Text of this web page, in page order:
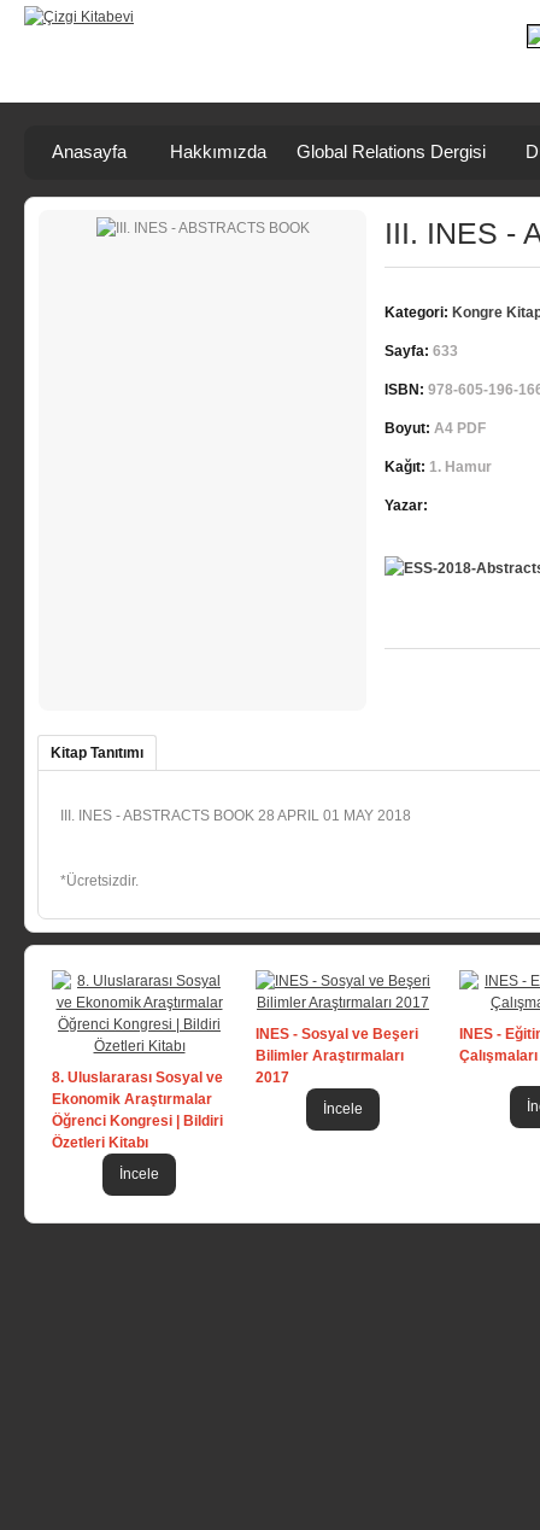
Anasayfa Hakkımızda Global Relations Dergisi
III. INES -
Kategori: Kongre
Sayfa: 633
ISBN: 978-605-196-
Boyut: A4 PDF
Kağıt: 1. Hamur
Yazar:
Kitap Tanıtımı
III. INES - ABSTRACTS BOOK 28 APRIL 01 MAY 2018
*Ücretsizdir.
8. Uluslararası Sosyal ve
Ekonomik Araştırmalar
Öğrenci Kongresi | Bildiri
Özetleri Kitabı
İncele
INES - Sosyal ve Beşeri
Bilimler Araştırmaları
2017
İncele
INES -